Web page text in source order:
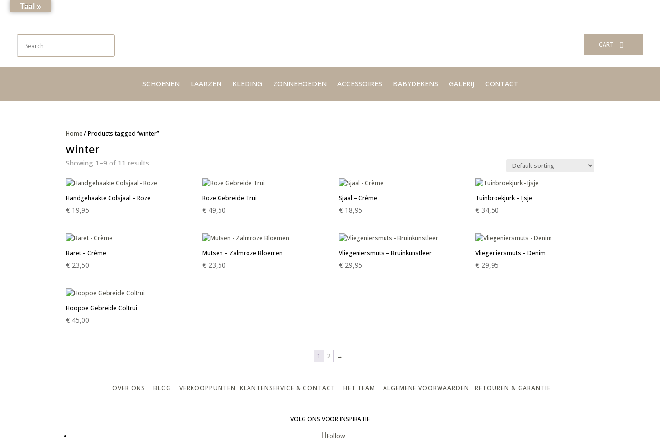
CART
SCHOENEN LAARZEN KLEDING ZONNEHOEDEN ACCESSOIRES BABYDEKENS GALERIJ CONTACT
Home / Products tagged “winter”
winter
Showing 1–9 of 11 results
Handgehaakte Colsjaal – Roze
€ 19,95
Roze Gebreide Trui
€ 49,50
Sjaal – Crème
€ 18,95
Tuinbroekjurk – Ijsje
€ 34,50
Baret – Crème
€ 23,50
Mutsen – Zalmroze Bloemen
€ 23,50
Vliegeniersmuts – Bruinkunstleer
€ 29,95
Vliegeniersmuts – Denim
€ 29,95
Hoopoe Gebreide Coltrui
€ 45,00
1 2 →
OVER ONS BLOG VERKOOPPUNTEN KLANTENSERVICE & CONTACT HET TEAM ALGEMENE VOORWAARDEN RETOUREN & GARANTIE
VOLG ONS VOOR INSPIRATIE
Follow
Taal »